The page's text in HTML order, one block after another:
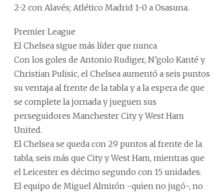
2-2 con Alavés; Atlético Madrid 1-0 a Osasuna.
Premier League
El Chelsea sigue más líder que nunca
Con los goles de Antonio Rudiger, N’golo Kanté y
Christian Pulisic, el Chelsea aumentó a seis puntos
su ventaja al frente de la tabla y a la espera de que
se complete la jornada y jueguen sus
perseguidores Manchester City y West Ham
United.
El Chelsea se queda con 29 puntos al frente de la
tabla, seis más que City y West Ham, mientras que
el Leicester es décimo segundo con 15 unidades.
El equipo de Miguel Almirón -quien no jugó-, no